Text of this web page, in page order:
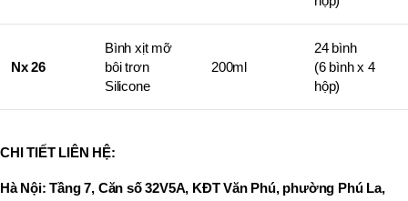
Nx 26
Bình xịt mỡ
bôi trơn
Silicone
200ml
24 bình
(6 bình x 4
hộp)
CHI TIẾT LIÊN HỆ:
Hà Nội: Tầng 7, Căn số 32V5A, KĐT Văn Phú, phường Phú La,